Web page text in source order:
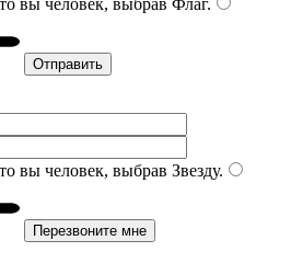
вы человек, выбрав Флаг.
вы человек, выбрав Звезду.